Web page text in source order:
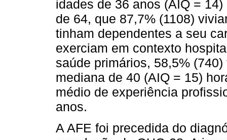
idades de 36 anos (AIQ =
de 64, que 87,7% (1108)
tinham dependentes a seu
exerciam em contexto
saúde primários, 58,5%
mediana de 40 (AIQ = 15)
médio de experiência
anos.
A AFE foi precedida do